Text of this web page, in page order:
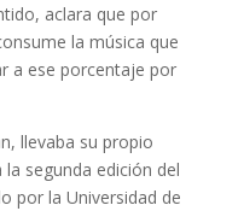
aclara que por
la música que
a ese porcentaje por
llevaba su propio
segunda edición del
por la Universidad de